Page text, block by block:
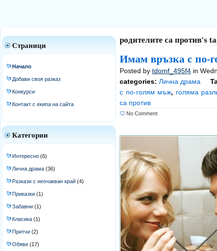
родителите са против's
Имам връзка с по-
Posted by tdomf_495f4 in
categories: Лична драма
с по-голям мъж, голяма
са против
No Comment
Страници
Начало
Добави своя разказ
Конкурси
Контакт с екипа на сайта
Категории
Интересно (6)
Лична драма (36)
Разкази с неочакван край (4)
Приказки (1)
Забавни (1)
Класика (1)
Притчи (2)
Обяви (17)